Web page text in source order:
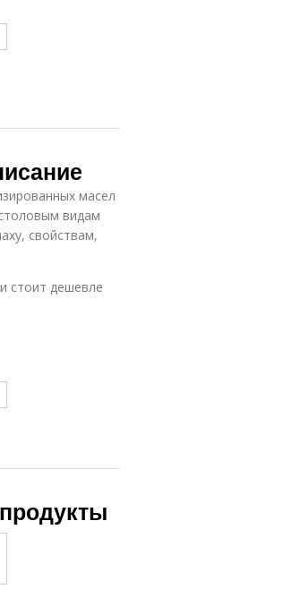
масел
видам
свойствам,
стоит дешевле